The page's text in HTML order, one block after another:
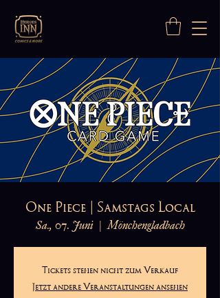
One Piece | Samstags Local
Sa., 07. Juni
  |
Mönchengladbach
Tickets stehen nicht zum Verkauf
Jetzt andere Veranstaltungen ansehen